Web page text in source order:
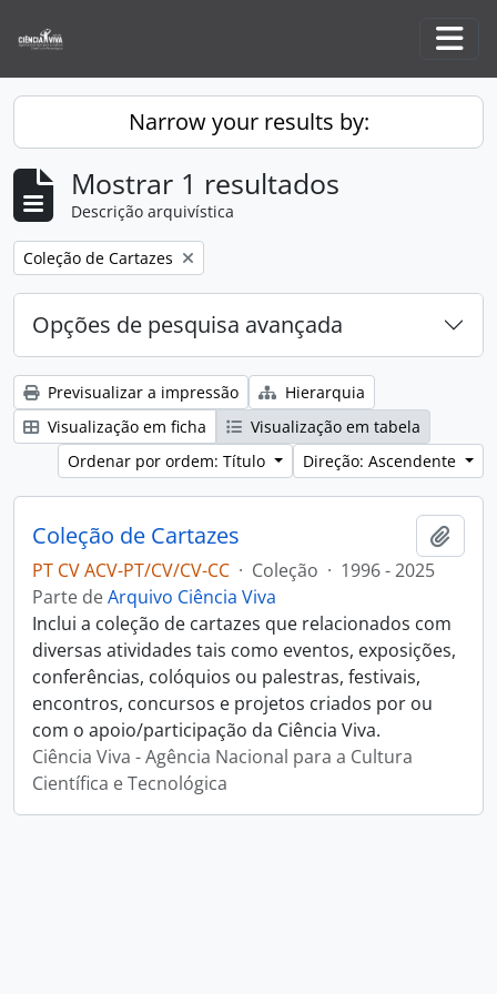
Narrow your results by:
Mostrar 1 resultados
Descrição arquivística
Remove filter:
Coleção de Cartazes
Opções de pesquisa avançada
Previsualizar a impressão
Hierarquia
Visualização em ficha
Visualização em tabela
Ordenar por ordem: Título
Direção: Ascendente
Coleção de Cartazes
PT CV ACV-PT/CV/CV-CC · Coleção · 1996 - 2025
Parte deArquivo Ciência Viva
Inclui a coleção de cartazes que relacionados com
diversas atividades tais como eventos, exposições,
conferências, colóquios ou palestras, festivais,
encontros, concursos e projetos criados por ou
com o apoio/participação da Ciência Viva.
Ciência Viva - Agência Nacional para a Cultura
Científica e Tecnológica